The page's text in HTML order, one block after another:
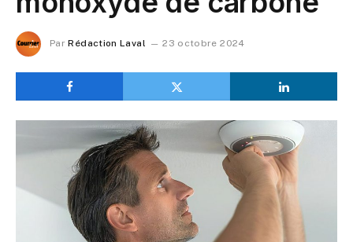
Par Rédaction Laval 23 octobre 2024